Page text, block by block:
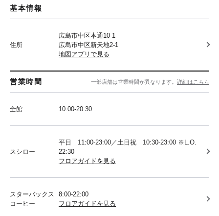
基本情報
住所
広島市中区本通10-1
広島市中区新天地2-1
地図アプリで見る
営業時間 一部店舗は営業時間が異なります。 詳細はこちら
全館 10:00-20:30
スシロー
平日 11:00-23:00／土日祝 10:30-23:00 ※L.O.
22:30
フロアガイドを見る
スターバックス
コーヒー
8:00-22:00
フロアガイドを見る